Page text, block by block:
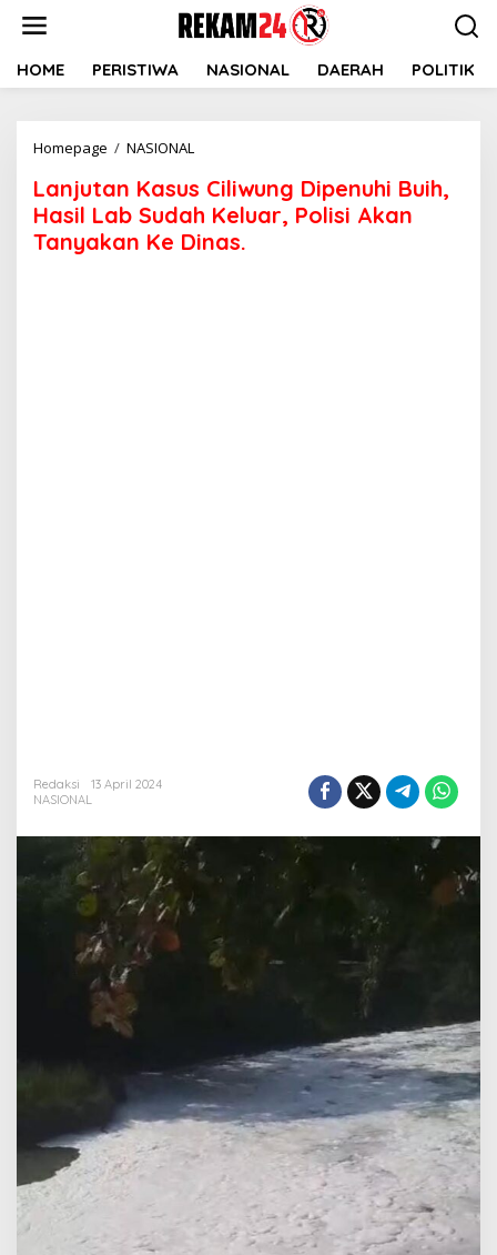
HOME PERISTIWA NASIONAL DAERAH POLITIK
Homepage / NASIONAL
Ciliwung
Dipenuhi
Buih,
Hasil
Lanjutan Kasus Ciliwung Dipenuhi Buih,
Hasil Lab Sudah Keluar, Polisi Akan
Tanyakan Ke Dinas.
Redaksi
13 April 2024
NASIONAL